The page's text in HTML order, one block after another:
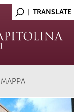
MAPPA